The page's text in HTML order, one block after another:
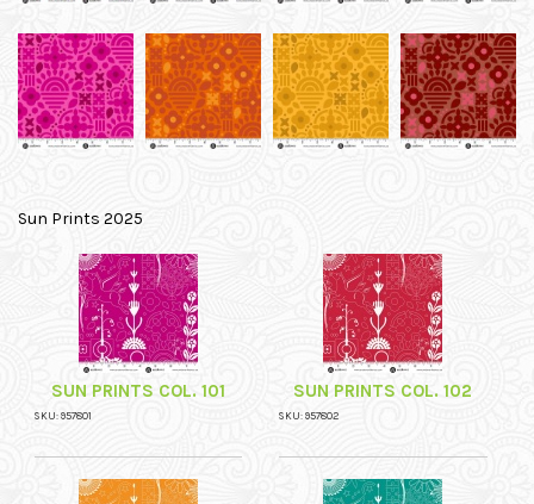
Sun Prints 2025
SUN PRINTS COL. 101
SKU: 957801
SUN PRINTS COL. 102
SKU: 957802